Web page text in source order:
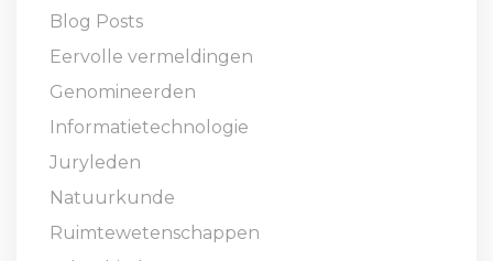
Blog Posts
Eervolle vermeldingen
Genomineerden
Informatietechnologie
Juryleden
Natuurkunde
Ruimtewetenschappen